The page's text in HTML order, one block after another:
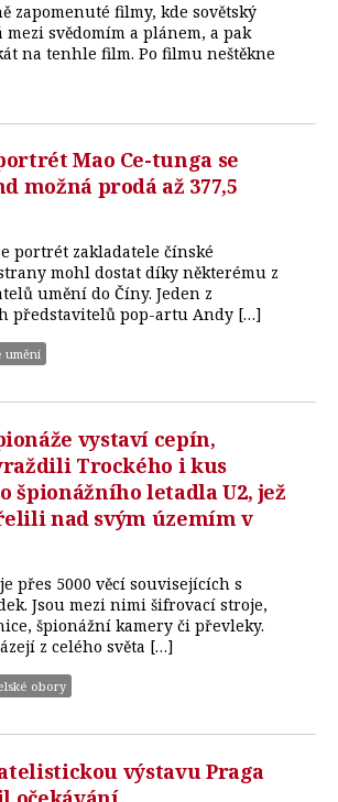
zapomenuté filmy, kde sovětský
mezi svědomím a plánem, a pak
na tenhle film. Po filmu neštěkne
Mao Ce-tunga se
možná prodá až 377,5
portrét zakladatele čínské
mohl dostat díky některému z
umění do Číny. Jeden z
představitelů pop-artu Andy […]
umění
vystaví cepín,
Trockého i kus
špionážního letadla U2, jež
nad svým územím v
přes 5000 věcí souvisejících s
Jsou mezi nimi šifrovací stroje,
špionážní kamery či převleky.
z celého světa […]
obory
výstavu Praga